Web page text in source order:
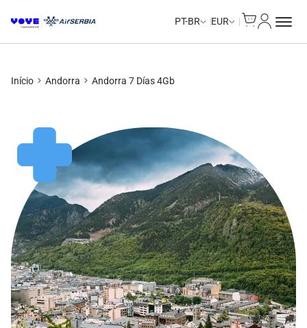
PT-BR EUR
Início Andorra Andorra 7 Días 4Gb